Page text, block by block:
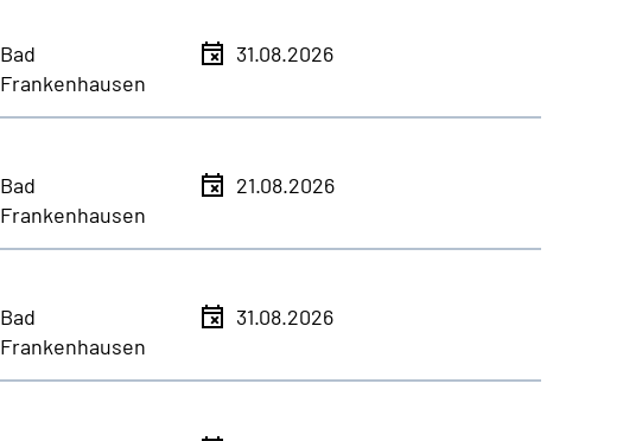
Bad
Frankenhausen
31.08.2026
Bad
Frankenhausen
21.08.2026
Bad
Frankenhausen
31.08.2026